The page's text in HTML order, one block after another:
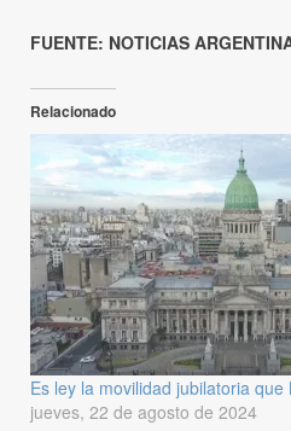
FUENTE: NOTICIAS
Relacionado
Es ley la movilidad jubilatoria
jueves, 22 de agosto de 2024